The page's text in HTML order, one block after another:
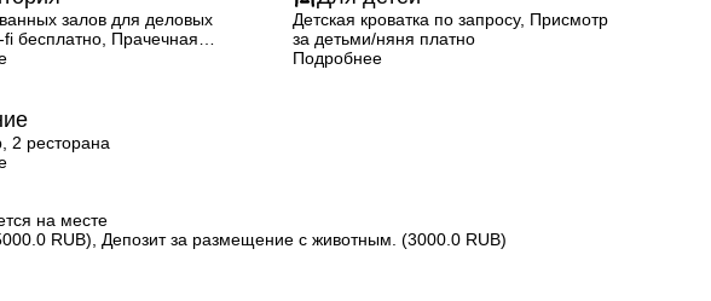
залов для деловых
fi бесплатно, Прачечная
центр платно
Детская кроватка по запросу, Присмотр
за детьми/няня платно
Подробнее
2 ресторана
на месте
RUB), Депозит за размещение с животным. (3000.0 RUB)